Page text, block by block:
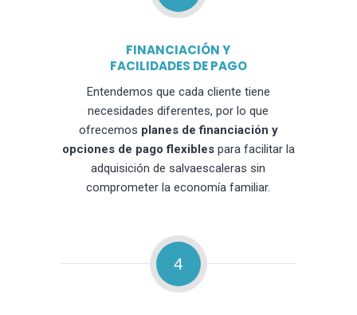
FINANCIACIÓN Y
FACILIDADES DE PAGO
Entendemos que cada cliente tiene
necesidades diferentes, por lo que
ofrecemos planes de financiación y
opciones de pago flexiblespara facilitar la
adquisición de salvaescaleras sin
comprometer la economía familiar.
4